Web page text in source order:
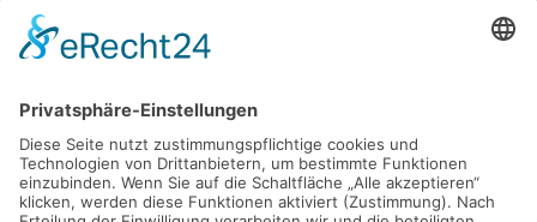
Nullam quis
0Web